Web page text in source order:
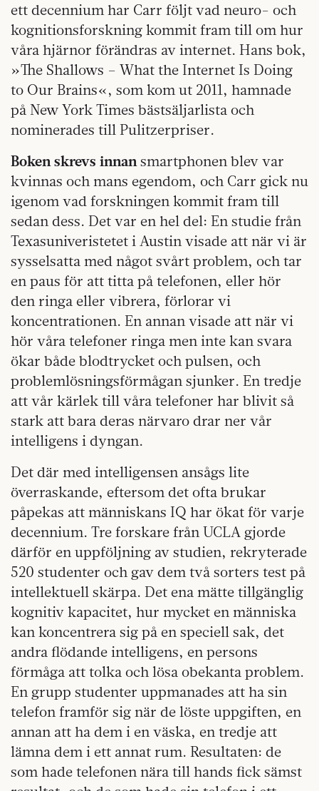
ett decennium har Carr följt vad neuro- och
kognitionsforskning kommit fram till om hur
våra hjärnor förändras av internet. Hans bok,
»The Shallows – What the Internet Is Doing
to Our Brains«, som kom ut 2011, hamnade
på New York Times bästsäljarlista och
nominerades till Pulitzerpriser.
Boken skrevs innansmartphonen blev var
kvinnas och mans egendom, och Carr gick nu
igenom vad forskningen kommit fram till
sedan dess. Det var en hel del: En studie från
Texasuniveristetet i Austin visade att när vi är
sysselsatta med något svårt problem, och tar
en paus för att titta på telefonen, eller hör
den ringa eller vibrera, förlorar vi
koncentrationen. En annan visade att när vi
hör våra telefoner ringa men inte kan svara
ökar både blodtrycket och pulsen, och
problemlösningsförmågan sjunker. En tredje
att vår kärlek till våra telefoner har blivit så
stark att bara deras närvaro drar ner vår
intelligens i dyngan.
Det där med intelligensen ansågs lite
överraskande, eftersom det ofta brukar
påpekas att människans IQ har ökat för varje
decennium. Tre forskare från UCLA gjorde
därför en uppföljning av studien, rekryterade
520 studenter och gav dem två sorters test på
intellektuell skärpa. Det ena mätte tillgänglig
kognitiv kapacitet, hur mycket en människa
kan koncentrera sig på en speciell sak, det
andra flödande intelligens, en persons
förmåga att tolka och lösa obekanta problem.
En grupp studenter uppmanades att ha sin
telefon framför sig när de löste uppgiften, en
annan att ha dem i en väska, en tredje att
lämna dem i ett annat rum. Resultaten: de
som hade telefonen nära till hands fick sämst